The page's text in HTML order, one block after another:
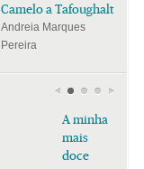
Camelo a Tafoughalt
Andreia Marques
Pereira
A minha
mais
doce